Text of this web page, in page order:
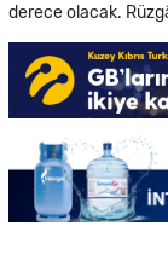
derece olacak.